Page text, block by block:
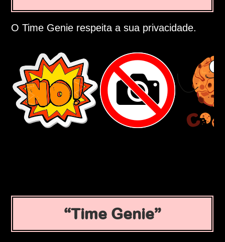
O Time Genie respeita a sua privacidade.
Time Genie